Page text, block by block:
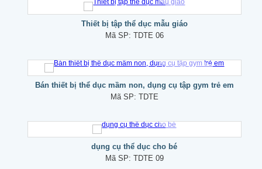
Thiết bị tập thể dục mẫu giáo
Mã SP: TDTE 06
Bán thiết bị thể dục mầm non, dụng cụ tập gym trẻ em
Mã SP: TDTE
dụng cụ thể dục cho bé
Mã SP: TDTE 09